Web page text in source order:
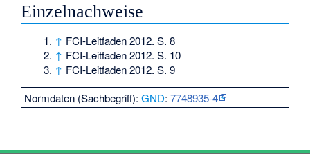
Einzelnachweise
↑ FCI-Leitfaden 2012. S. 8
↑ FCI-Leitfaden 2012. S. 10
↑ FCI-Leitfaden 2012. S. 9
Normdaten (Sachbegriff):GND:7748935-4